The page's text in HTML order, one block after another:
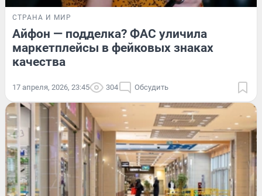
СТРАНА И МИР
Айфон — подделка? ФАС уличила
маркетплейсы в фейковых знаках
качества
17 апреля, 2026, 23:45 304 Обсудить